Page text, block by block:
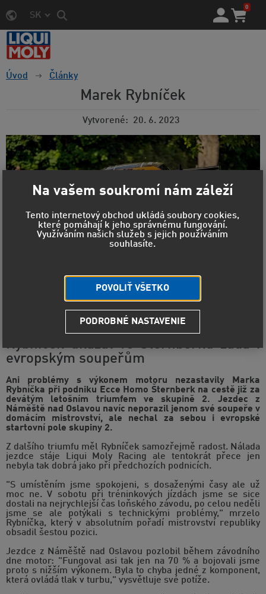
SK
0
Úvod Články
Marek Rybníček
Vytvorené 20. 6. 2023
I přes nižší výkon další vítězství.
Rybníček ukázal ve Šternberku záda i
evropským soupeřům
Ani problémy s výkonem motoru nezastavily Marka
Rybníčka při podniku Ecce Homo Šternberk na cestě již za
devátým letošním triumfem ve skupině 2. Jezdec z
Náměště nad Oslavou navíc neporazil jenom své soupeře v
domácím mistrovství, ale nechal za sebou i evropské
startovní pole skupiny 2.
Z dalšího triumfu měl Rybníček samozřejmě radost. Nálada
jezdce stáje Liqui Moly Racing ale tentokrát přece jen
nebyla tak dobrá jako při předchozích podnicích.
"S umístěním jsme spokojeni, s dosaženými časy ale už
moc ne. V sobotu při tréninkových jízdách jsme se sice
dostali na nejrychlejší čas loňského závodu, po celou neděli
jsme se ale potýkali s technickými problémy," mrzelo
Rybníčka, který v absolutním pořadí mistrovství republiky
obsadil šestou pozici.
Jezdce z Náměště nad Oslavou pozlobil během závodního
dne motor: "Fungoval asi tak jen na 70 % a bojovali jsme
proto s nižším výkonem. Byla to chyba jedné z komponent,
která ovládá tlak v turbu," vysvětluje své potíže.
Na vašem soukromí nám záleží
Tento internetový obchod ukládá soubory cookies,
které pomáhají k jeho správnému fungování.
Využíváním našich služeb s jejich používáním
souhlasíte.
POVOLIŤ VŠETKO
PODROBNÉ NASTAVENIE